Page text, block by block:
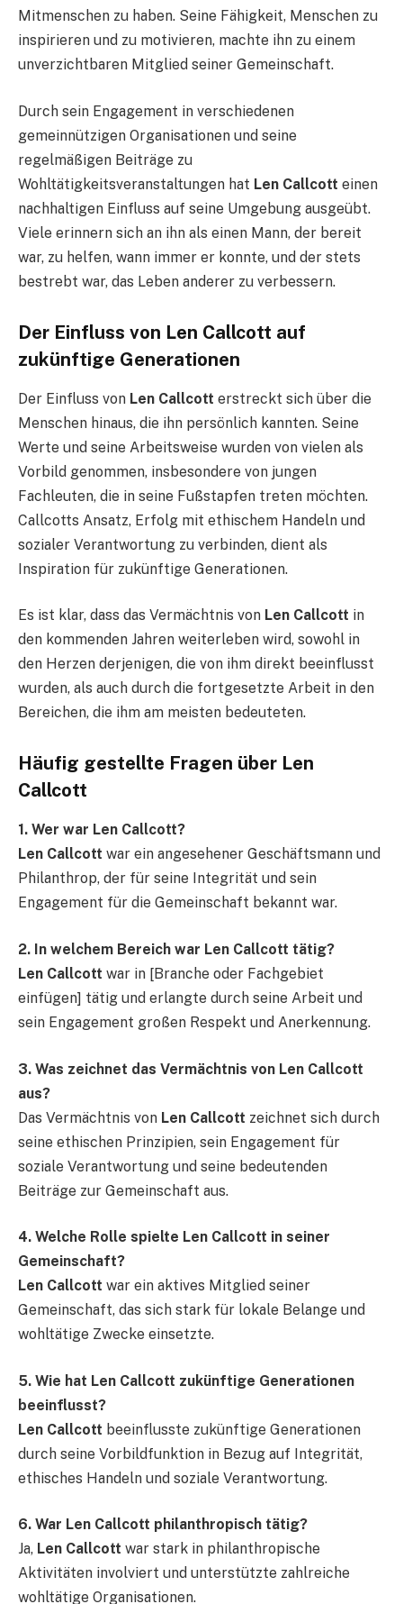
Mitmenschen zu haben. Seine Fähigkeit, Menschen zu
inspirieren und zu motivieren, machte ihn zu einem
unverzichtbaren Mitglied seiner Gemeinschaft.
Durch sein Engagement in verschiedenen
gemeinnützigen Organisationen und seine
regelmäßigen Beiträge zu
Wohltätigkeitsveranstaltungen hat Len Callcott einen
nachhaltigen Einfluss auf seine Umgebung ausgeübt.
Viele erinnern sich an ihn als einen Mann, der bereit
war, zu helfen, wann immer er konnte, und der stets
bestrebt war, das Leben anderer zu verbessern.
Der Einfluss von Len Callcott auf
zukünftige Generationen
Der Einfluss von Len Callcott erstreckt sich über die
Menschen hinaus, die ihn persönlich kannten. Seine
Werte und seine Arbeitsweise wurden von vielen als
Vorbild genommen, insbesondere von jungen
Fachleuten, die in seine Fußstapfen treten möchten.
Callcotts Ansatz, Erfolg mit ethischem Handeln und
sozialer Verantwortung zu verbinden, dient als
Inspiration für zukünftige Generationen.
Es ist klar, dass das Vermächtnis von Len Callcott in
den kommenden Jahren weiterleben wird, sowohl in
den Herzen derjenigen, die von ihm direkt beeinflusst
wurden, als auch durch die fortgesetzte Arbeit in den
Bereichen, die ihm am meisten bedeuteten.
Häufig gestellte Fragen über Len
Callcott
1. Wer war Len Callcott?
Len Callcott war ein angesehener Geschäftsmann und
Philanthrop, der für seine Integrität und sein
Engagement für die Gemeinschaft bekannt war.
2. In welchem Bereich war Len Callcott tätig?
Len Callcott war in [Branche oder Fachgebiet
einfügen] tätig und erlangte durch seine Arbeit und
sein Engagement großen Respekt und Anerkennung.
3. Was zeichnet das Vermächtnis von Len Callcott
aus?
Das Vermächtnis von Len Callcott zeichnet sich durch
seine ethischen Prinzipien, sein Engagement für
soziale Verantwortung und seine bedeutenden
Beiträge zur Gemeinschaft aus.
4. Welche Rolle spielte Len Callcott in seiner
Gemeinschaft?
Len Callcott war ein aktives Mitglied seiner
Gemeinschaft, das sich stark für lokale Belange und
wohltätige Zwecke einsetzte.
5. Wie hat Len Callcott zukünftige Generationen
beeinflusst?
Len Callcott beeinflusste zukünftige Generationen
durch seine Vorbildfunktion in Bezug auf Integrität,
ethisches Handeln und soziale Verantwortung.
6. War Len Callcott philanthropisch tätig?
Ja, Len Callcott war stark in philanthropische
Aktivitäten involviert und unterstützte zahlreiche
wohltätige Organisationen.